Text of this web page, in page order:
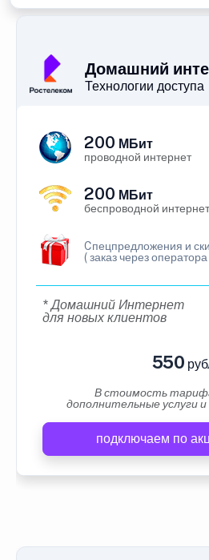
Домашний
Технологии доступа
200 МБит
проводной интернет
200 МБит
беспроводной интернет
Cпецпредложения и
( заказ через оператора
* Домашний Интернет
для новых клиентов
550
В стоимость
дополнительные услуги
подключаем по